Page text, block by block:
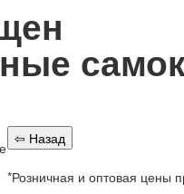
*Розничная и оптовая цены